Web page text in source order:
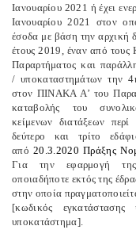
Ιανουαρίου 2021 ή έχει
Ιανουαρίου 2021 στον
έσοδα με βάση την αρχική
έτους 2019, έναν από
Παραρτήματος και
/ υποκαταστημάτων την
στον ΠΙΝΑΚΑ Α’ του
καταβολής του
κείμενων διατάξεων
δεύτερο και τρίτο
από20.3.2020 Πράξης
Για την εφαρμογή
οποιαδήποτε εκτός της
στην οποία
[κωδικός
υποκατάστημα].